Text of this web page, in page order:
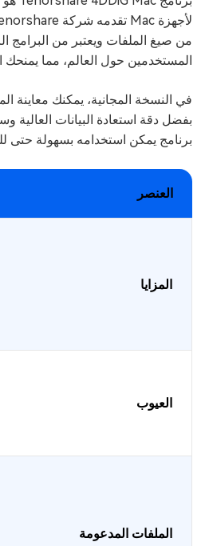
من صيغ الملفات ويعتبر من البرامج
المستخدمين حول العالم، مما يمنحك
في النسخة المجانية، يمكنك معاينة
بفضل دقة استعادة البيانات العالية
برنامج يمكن استخدامه بسهولة حتى
العنصر
المزايا
العيوب
الملفات المدعومة